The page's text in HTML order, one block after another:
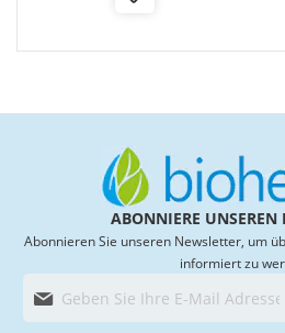
ABONNIERE UNSEREN
Abonnieren Sie unseren Newsletter, um
informiert zu
l